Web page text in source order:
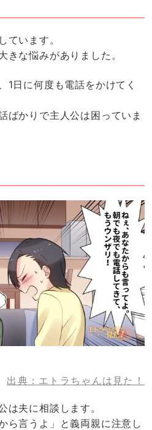
ています。
きな悩みがありました。
1日に何度も電話をかけてく
ばかりで主人公は困っていま
出典：エトラちゃんは見た！
は夫に相談します。
ら言うよ」と義両親に注意し